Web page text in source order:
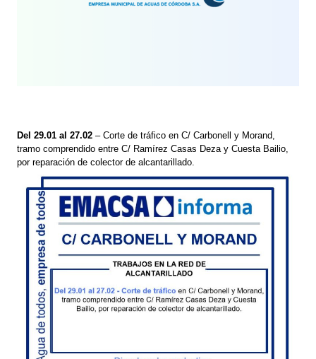
Del 29.01 al 27.02– Corte de tráfico en C/ Carbonell y Morand,
tramo comprendido entre C/ Ramírez Casas Deza y Cuesta Bailio,
por reparación de colector de alcantarillado.